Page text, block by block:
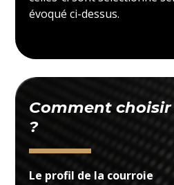
évoqué ci-dessus.
Comment
?
Le profil de la courroie